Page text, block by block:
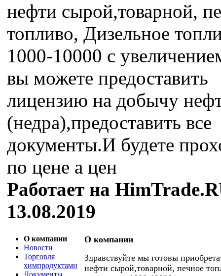
нефти сырой,товарной,
топливо, Дизельное
1000-10000 с
вы можете предоставить
лицензию на добычу
(недра),предоставить все
документы.И будете
по цене а цен
Работает на
13.08.2019
О компании
Новости
Торговля
химпродуктами
Документы
О компании
Здравствуйте мы готовы
нефти сырой,товарной, печное